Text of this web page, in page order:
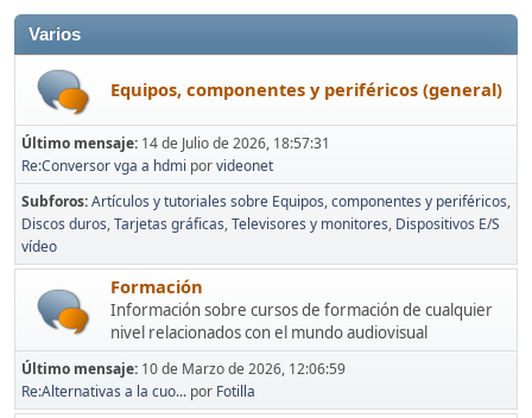
Varios
Equipos, componentes y periféricos (general)
Último mensaje: 14 de Julio de 2026, 18:57:31
Re:Conversor vga a hdmi porvideonet
Subforos Artículos y tutoriales sobre Equipos, componentes y periféricos
Discos duros Tarjetas gráficas Televisores y monitores Dispositivos E/S
vídeo
Formación
Información sobre cursos de formación de cualquier
nivel relacionados con el mundo audiovisual
Último mensaje: 10 de Marzo de 2026, 12:06:59
Re:Alternativas a la cuo... por Fotilla